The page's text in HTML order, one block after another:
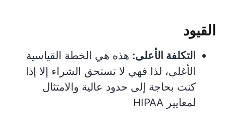
القيود
التكلفة الأعلى: هذه هي الخطة القياسية
الأغلى، لذا فهي لا تستحق الشراء إلا إذا
كنت بحاجة إلى حدود عالية والامتثال
لمعايير HIPAA